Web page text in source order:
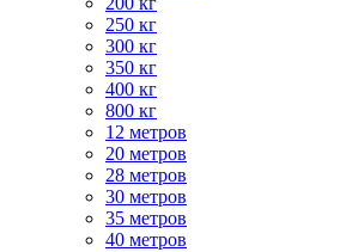
250 кг
300 кг
350 кг
400 кг
800 кг
12 метров
20 метров
28 метров
30 метров
35 метров
40 метров